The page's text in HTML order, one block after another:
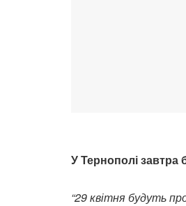
У Тернополі завтра
“29 квітня будуть